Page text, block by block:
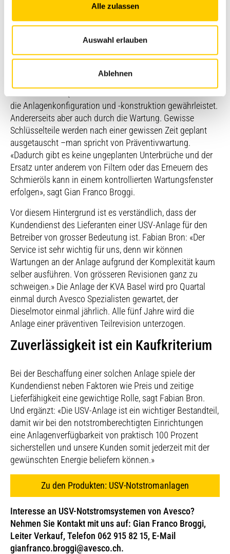
Alle zulassen
Auswahl erlauben
Ablehnen
unterbruchslos umgeschaltet und die Maschine wieder in
den Bereitschaftsdienst (Netzreinigung) zurückgestellt.
Präventive Wartung
Da die dynamische USV-Anlage die letzte Sicherung vor
die Anlagenkonfiguration und -konstruktion gewährleistet.
Andererseits aber auch durch die Wartung. Gewisse
Schlüsselteile werden nach einer gewissen Zeit geplant
ausgetauscht –man spricht von Präventivwartung.
«Dadurch gibt es keine ungeplanten Unterbrüche und der
Ersatz unter anderem von Filtern oder das Erneuern des
Schmieröls kann in einem kontrollierten Wartungsfenster
erfolgen», sagt Gian Franco Broggi.
Vor diesem Hintergrund ist es verständlich, dass der
Kundendienst des Lieferanten einer USV-Anlage für den
Betreiber von grosser Bedeutung ist. Fabian Bron: «Der
Service ist sehr wichtig für uns, denn wir können
Wartungen an der Anlage aufgrund der Komplexität kaum
selber ausführen. Von grösseren Revisionen ganz zu
schweigen.» Die Anlage der KVA Basel wird pro Quartal
einmal durch Avesco Spezialisten gewartet, der
Dieselmotor einmal jährlich. Alle fünf Jahre wird die
Anlage einer präventiven Teilrevision unterzogen.
Zuverlässigkeit ist ein Kaufkriterium
Bei der Beschaffung einer solchen Anlage spiele der
Kundendienst neben Faktoren wie Preis und zeitige
Lieferfähigkeit eine gewichtige Rolle, sagt Fabian Bron.
Und ergänzt: «Die USV-Anlage ist ein wichtiger Bestandteil,
damit wir bei den notstromberechtigten Einrichtungen
eine Anlagenverfügbarkeit von praktisch 100 Prozent
sicherstellen und unsere Kunden somit jederzeit mit der
gewünschten Energie beliefern können.»
Zu den Produkten: USV-Notstromanlagen
Interesse an USV-Notstromsystemen von Avesco?
Nehmen Sie Kontakt mit uns auf: Gian Franco Broggi,
Leiter Verkauf, Telefon 062 915 82 15, E-Mail
gianfranco.broggi@avesco.ch.